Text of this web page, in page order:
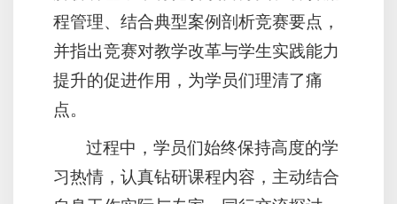
程管理、结合典型案例剖析竞赛要点，
并指出竞赛对教学改革与学生实践能力
提升的促进作用，为学员们理清了痛
点。
过程中，学员们始终保持高度的学
习热情，认真钻研课程内容，主动结合